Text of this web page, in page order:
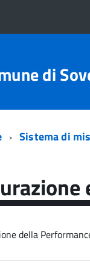
di
Sistema di
della